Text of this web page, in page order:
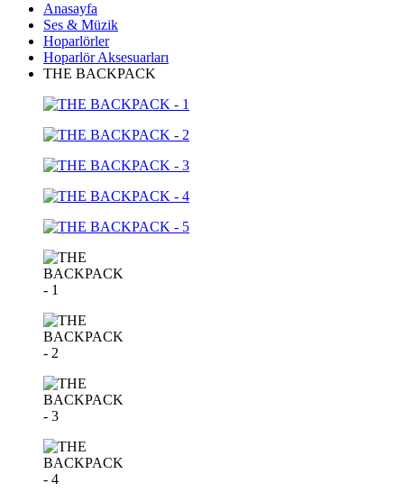
Anasayfa
Ses & Müzik
Hoparlörler
Hoparlör Aksesuarları
THE BACKPACK